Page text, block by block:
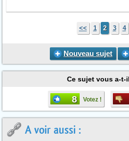
<< 1 2 3 4
Nouveau sujet
Ce sujet vous a-t-
8 Votez !
A voir aussi :